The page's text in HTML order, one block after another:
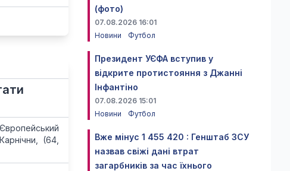
(64,
(фото)
07.08.2026 16:01
Новини
Футбол
Президент УЄФА вступив у
відкрите протистояння з Джанні
Інфантіно
07.08.2026 15:01
Новини
Футбол
Вже мінус 1 455 420 : Генштаб ЗСУ
назвав свіжі дані втрат
загарбників за час їхнього